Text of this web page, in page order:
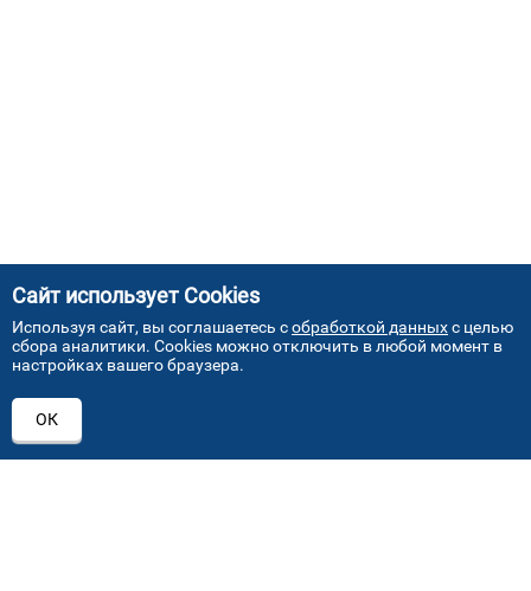
АДРЕСА НАШИХ СЕРВИСНЫХ
Сайт использует Cookies
Используя сайт, вы соглашаетесь собработкой данныхс целью
сбора аналитики. Cookies можно отключить в любой момент в
настройках вашего браузера.
ОК